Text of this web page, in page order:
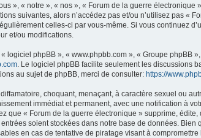
», « notre », « nos », « Forum de la guerre
suivantes, alors n’accédez pas et/ou n’utilisez pas
celles-ci par vous-même. Si vous continuez
et/ou modifications.
logiciel phpBB », « www.phpbb.com », « Groupe phpBB
. Le logiciel phpBB facilite seulement les discussions
au sujet de phpBB, merci de consulter: https://
choquant, menaçant, à caractère sexuel ou
immédiat et permanent, avec une notification à
que « Forum de la guerre électronique » supprime,
soient stockées dans notre base de données.
en cas de tentative de piratage visant à compromettre